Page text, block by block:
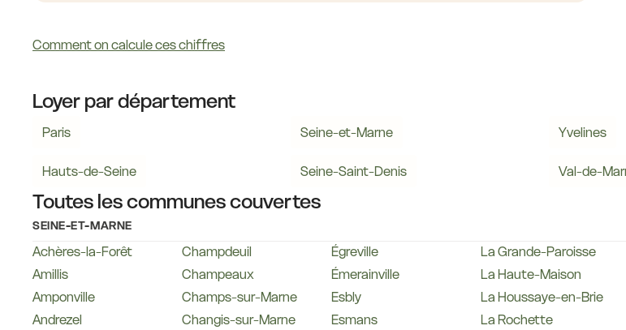
Comment on calcule ces chiffres
Loyer par département
Paris Seine-et-Marne Yvelines
Hauts-de-Seine Seine-Saint-Denis Val-de-
Toutes les communes couvertes
SEINE-ET-MARNE
Achères-la-Forêt
Amillis
Amponville
Andrezel
Champdeuil
Champeaux
Champs-sur-Marne
Changis-sur-Marne
Égreville
Émerainville
Esbly
Esmans
La Grande-Paroisse
La Haute-Maison
La Houssaye-en-Brie
La Rochette